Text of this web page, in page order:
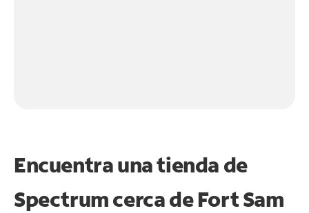
Encuentra una tienda de
Spectrumcerca de Fort Sam